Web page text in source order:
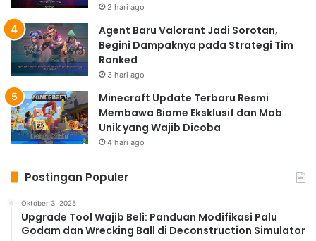
2 hari ago
Agent Baru Valorant Jadi Sorotan,
Begini Dampaknya pada Strategi Tim
Ranked
3 hari ago
Minecraft Update Terbaru Resmi
Membawa Biome Eksklusif dan Mob
Unik yang Wajib Dicoba
4 hari ago
Postingan Populer
Oktober 3, 2025
Upgrade Tool Wajib Beli: Panduan Modifikasi Palu
Godam dan Wrecking Ball di Deconstruction Simulator